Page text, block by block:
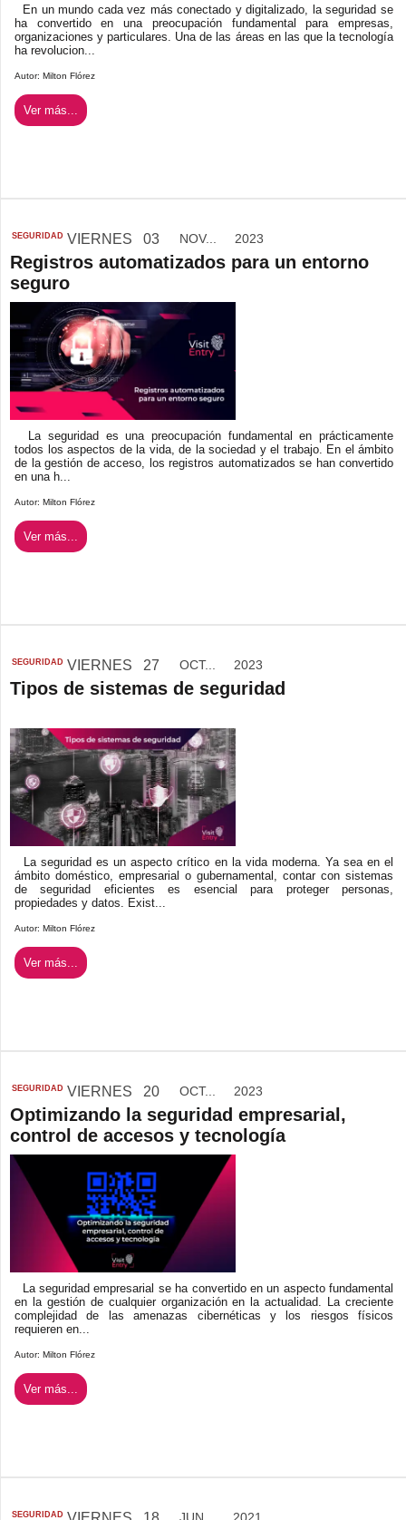
En un mundo cada vez más conectado y digitalizado, la seguridad se
ha convertido en una preocupación fundamental para empresas,
organizaciones y particulares. Una de las áreas en las que la tecnología
ha revolucion...
Autor: Milton Flórez
Ver más...
SEGURIDAD VIERNES 03 NOV... 2023
Registros automatizados para un entorno
seguro
La seguridad es una preocupación fundamental en prácticamente
todos los aspectos de la vida, de la sociedad y el trabajo. En el ámbito
de la gestión de acceso, los registros automatizados se han convertido
en una h...
Autor: Milton Flórez
Ver más...
SEGURIDAD VIERNES 27 OCT... 2023
Tipos de sistemas de seguridad
La seguridad es un aspecto crítico en la vida moderna. Ya sea en el
ámbito doméstico, empresarial o gubernamental, contar con sistemas
de seguridad eficientes es esencial para proteger personas,
propiedades y datos. Exist...
Autor: Milton Flórez
Ver más...
SEGURIDAD VIERNES 20 OCT... 2023
Optimizando la seguridad empresarial,
control de accesos y tecnología
La seguridad empresarial se ha convertido en un aspecto fundamental
en la gestión de cualquier organización en la actualidad. La creciente
complejidad de las amenazas cibernéticas y los riesgos físicos
requieren en...
Autor: Milton Flórez
Ver más...
SEGURIDAD JUN... 2021